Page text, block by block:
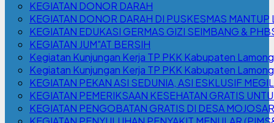
KEGIATAN DONOR DARAH
KEGIATAN DONOR DARAH DI PUSKESMAS
KEGIATAN EDUKASI GERMAS GIZI SEIMBANG &
KEGIATAN JUM"AT BERSIH
Kegiatan Kunjungan Kerja TP PKK Kabupaten
Kegiatan Kunjungan Kerja TP PKK Kabupaten
KEGIATAN PEKAN ASI SEDUNIA, ASI ESKLUSIF
KEGIATAN PEMERIKSAAN KESEHATAN GRATIS
KEGIATAN PENGOBATAN GRATIS DI DESA